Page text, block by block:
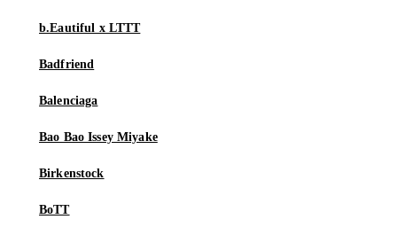
b.Eautiful x LTTT
Badfriend
Balenciaga
Bao Bao Issey Miyake
Birkenstock
BoTT